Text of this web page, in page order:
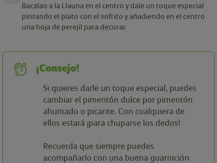
Bacalao a la Llauna en el centro y dale un toque especial
pintando el plato con el sofrito y añadiendo en el centro
una hoja de perejil para decorar.
¡Consejo!
Si quieres darle un toque especial, puedes
cambiar el pimentón dulce por pimentón
ahumado o picante. Con cualquiera de
ellos estará ¡para chuparse los dedos!
Recuerda que siempre puedes
acompañarlo con una buena guarnición